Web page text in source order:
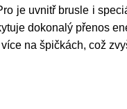
je uvnitř brusle i
dokonalý přenos
na špičkách, což